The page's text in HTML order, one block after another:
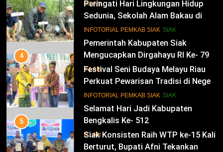
IKLAN
13
Pemerintah Kabupaten Siak
Mengucapkan Dirgahayu RI Ke- 79
IKLAN
14
Selamat Hari Jadi Kabupaten
Bengkalis Ke- 512
IKLAN
Peringati Hari Lingkungan Hidup
Sedunia, Sekolah Alam Bakau di
Siak Cetak Generasi Penjaga
Pesisir
INFOTORIAL PEMKAB SIAK SIAK
4
Festival Seni Budaya Melayu Riau
Perkuat Pewarisan Tradisi di Negeri
Istana
INFOTORIAL PEMKAB SIAK SIAK
5
Siak Konsisten Raih WTP ke-15 Kali
Berturut, Bupati Afni Tekankan